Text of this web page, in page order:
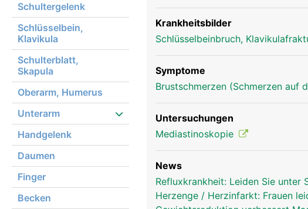
Schultergelenk
Schlüsselbein,
Klavikula
Schulterblatt,
Skapula
Oberarm, Humerus
Unterarm
Handgelenk
Daumen
Finger
Becken
Brustbein Frau
Krankheitsbilder
Schlüsselbeinbruch,
Symptome
Brustschmerzen (Schmerzen auf
Untersuchungen
Mediastinoskopie
News
Refluxkrankheit: Leiden Sie unter
Herzenge / Herzinfarkt: Frauen